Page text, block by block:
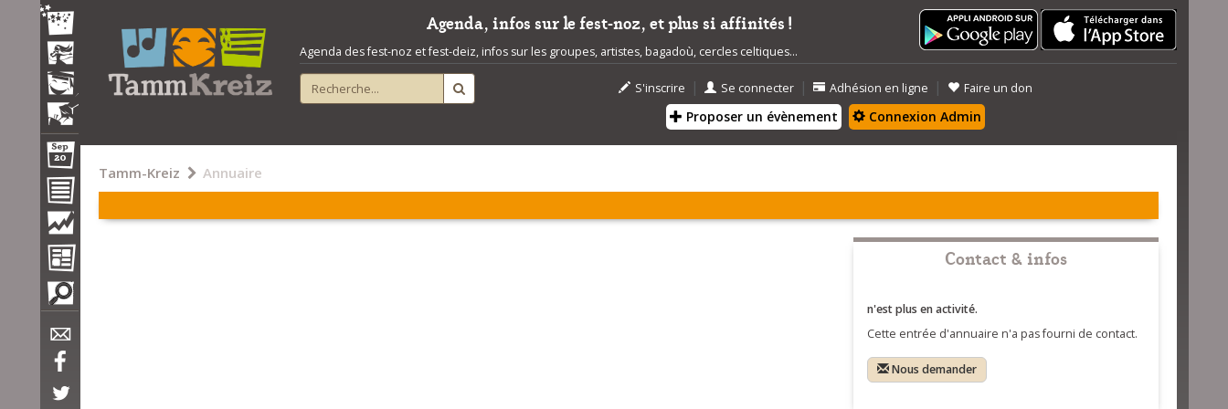
Agenda, infos sur le fest-noz, et plus si affinités !
Agenda des fest-noz et fest-deiz, infos sur les groupes, artistes, bagadoù, cercles celtiques...
S'inscrire | Se connecter | Adhésion en ligne | Faire un don
Proposer un évènement Connexion Admin
Tamm-Kreiz Annuaire
Contact & infos
n'est plus en activité.
Cette entrée d'annuaire n'a pas fourni de contact.
Nous demander